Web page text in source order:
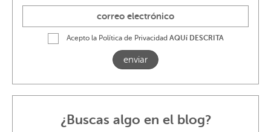
Acepto la Política de Privacidad AQUí DESCRITA
enviar
¿Buscas algo en el blog?